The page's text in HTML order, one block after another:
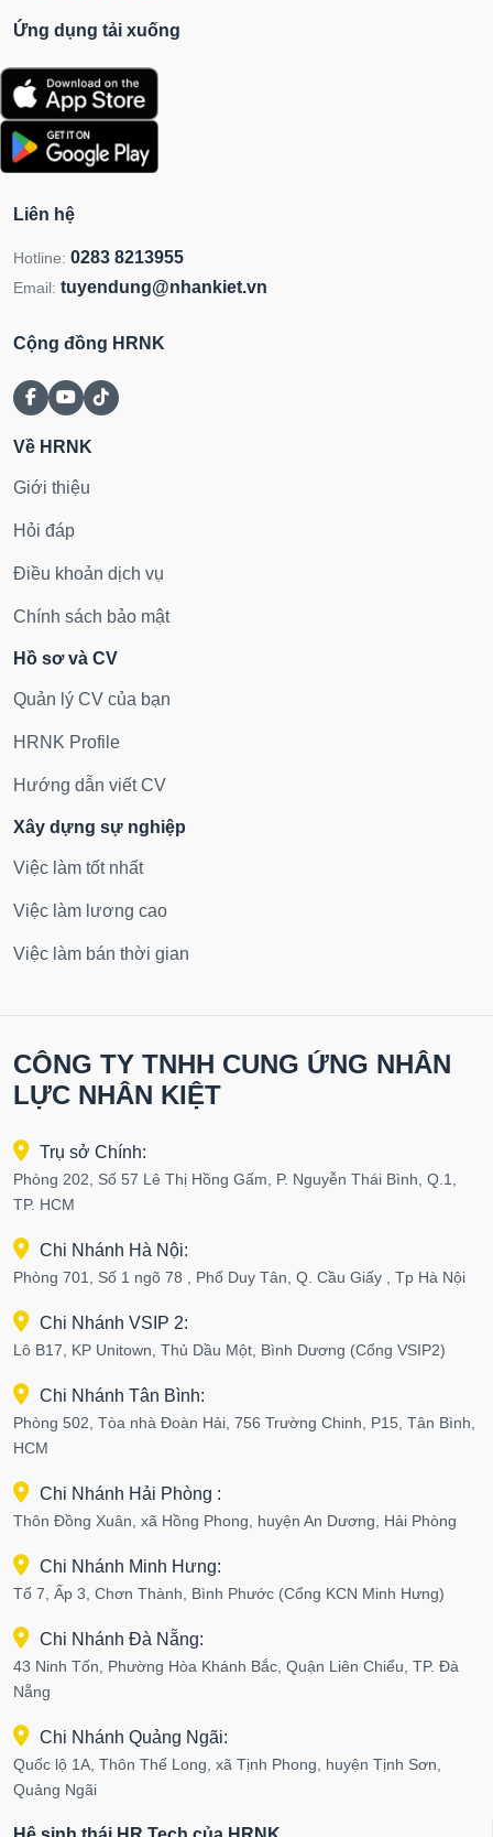
Ứng dụng tải xuống
Liên hệ
Hotline: 0283 8213955
Email: tuyendung@nhankiet.vn
Cộng đồng HRNK
Về HRNK
Giới thiệu
Hỏi đáp
Điều khoản dịch vụ
Chính sách bảo mật
Hồ sơ và CV
Quản lý CV của bạn
HRNK Profile
Hướng dẫn viết CV
Xây dựng sự nghiệp
Việc làm tốt nhất
Việc làm lương cao
Việc làm bán thời gian
CÔNG TY TNHH CUNG ỨNG NHÂN
LỰC NHÂN KIỆT
Trụ sở Chính:
Phòng 202, Số 57 Lê Thị Hồng Gấm, P. Nguyễn Thái Bình, Q.1,
TP. HCM
Chi Nhánh Hà Nội:
Phòng 701, Số 1 ngõ 78 , Phố Duy Tân, Q. Cầu Giấy , Tp Hà Nội
Chi Nhánh VSIP 2:
Lô B17, KP Unitown, Thủ Dầu Một, Bình Dương (Cổng VSIP2)
Chi Nhánh Tân Bình:
Phòng 502, Tòa nhà Đoàn Hải, 756 Trường Chinh, P15, Tân Bình,
HCM
Chi Nhánh Hải Phòng :
Thôn Đồng Xuân, xã Hồng Phong, huyện An Dương, Hải Phòng
Chi Nhánh Minh Hưng:
Tổ 7, Ấp 3, Chơn Thành, Bình Phước (Cổng KCN Minh Hưng)
Chi Nhánh Đà Nẵng:
43 Ninh Tốn, Phường Hòa Khánh Bắc, Quận Liên Chiểu, TP. Đà
Nẵng
Chi Nhánh Quảng Ngãi:
Quốc lộ 1A, Thôn Thế Long, xã Tịnh Phong, huyện Tịnh Sơn,
Quảng Ngãi